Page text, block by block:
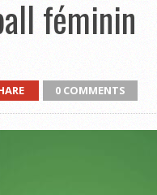
féminin
0 COMMENTS